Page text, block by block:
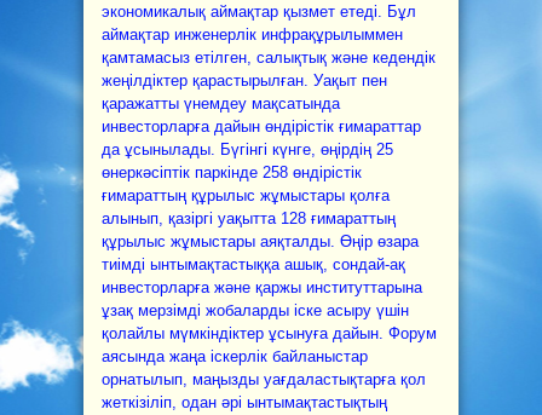
экономикалық аймақтар қызмет етеді. Бұл
аймақтар инженерлік инфрақұрылыммен
қамтамасыз етілген, салықтық және кедендік
жеңілдіктер қарастырылған. Уақыт пен
қаражатты үнемдеу мақсатында
инвесторларға дайын өндірістік ғимараттар
да ұсынылады. Бүгінгі күнге, өңірдің 25
өнеркәсіптік паркінде 258 өндірістік
ғимараттың құрылыс жұмыстары қолға
алынып, қазіргі уақытта 128 ғимараттың
құрылыс жұмыстары аяқталды. Өңір өзара
тиімді ынтымақтастыққа ашық, сондай-ақ
инвесторларға және қаржы институттарына
ұзақ мерзімді жобаларды іске асыру үшін
қолайлы мүмкіндіктер ұсынуға дайын. Форум
аясында жаңа іскерлік байланыстар
орнатылып, маңызды уағдаластықтарға қол
жеткізіліп, одан әрі ынтымақтастықтың